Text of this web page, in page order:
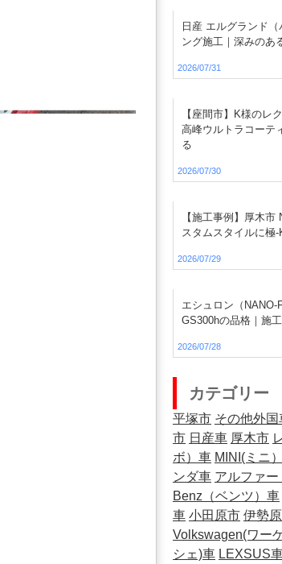
日産 エルグランド
ング施工｜深みのあ
2026/07/31
【座間市】K様のレ
高峰ウルトラコーテ
る
2026/07/30
【施工事例】厚木
スタムスタイルに極
2026/07/29
エシュロン（NANO-
GS300hの品格｜施
2026/07/28
カテゴリー
平塚市 その他外国
市 日産車 厚木市
ボ）車 MINI(ミニ
ンダ車 アルファー
Benz（ベンツ）車
車 小田原市 伊勢
Volkswagen(ワー
シェ)車 LEXSUS